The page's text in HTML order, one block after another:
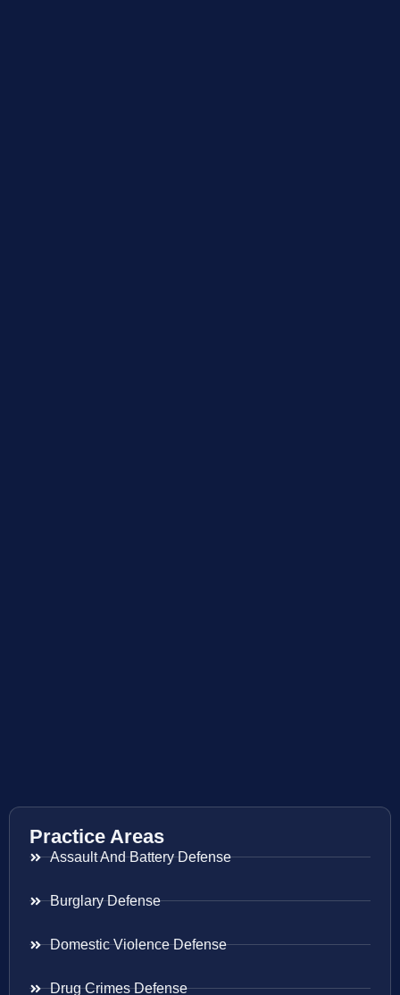
Practice Areas
Assault And Battery Defense
Burglary Defense
Domestic Violence Defense
Drug Crimes Defense